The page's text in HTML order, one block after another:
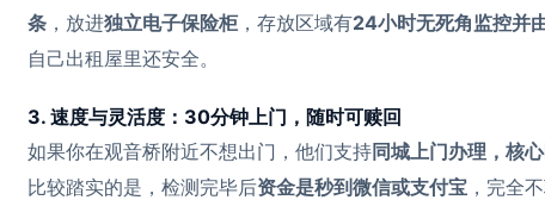
条 ，放进独立电子保险柜，存放区域有24小时无死角监控并
自己出租屋里还安全。
3. 速度与灵活度：30分钟上门，随时可赎回
如果你在观音桥附近不想出门，他们支持同城上门办理，核
比较踏实的是，检测完毕后资金是秒到微信或支付宝 ，完全